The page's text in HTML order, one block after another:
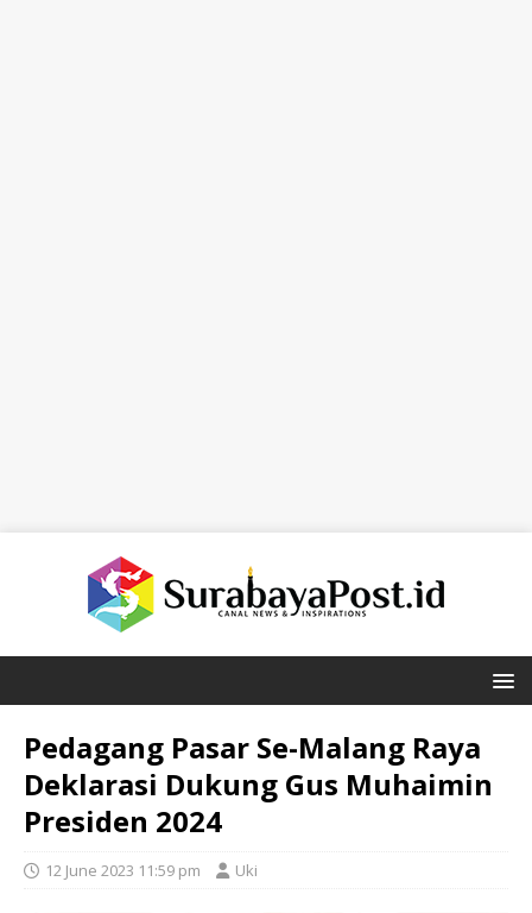
Pedagang Pasar Se-Malang Raya
Deklarasi Dukung Gus Muhaimin
Presiden 2024
12 June 2023 11:59 pm Uki